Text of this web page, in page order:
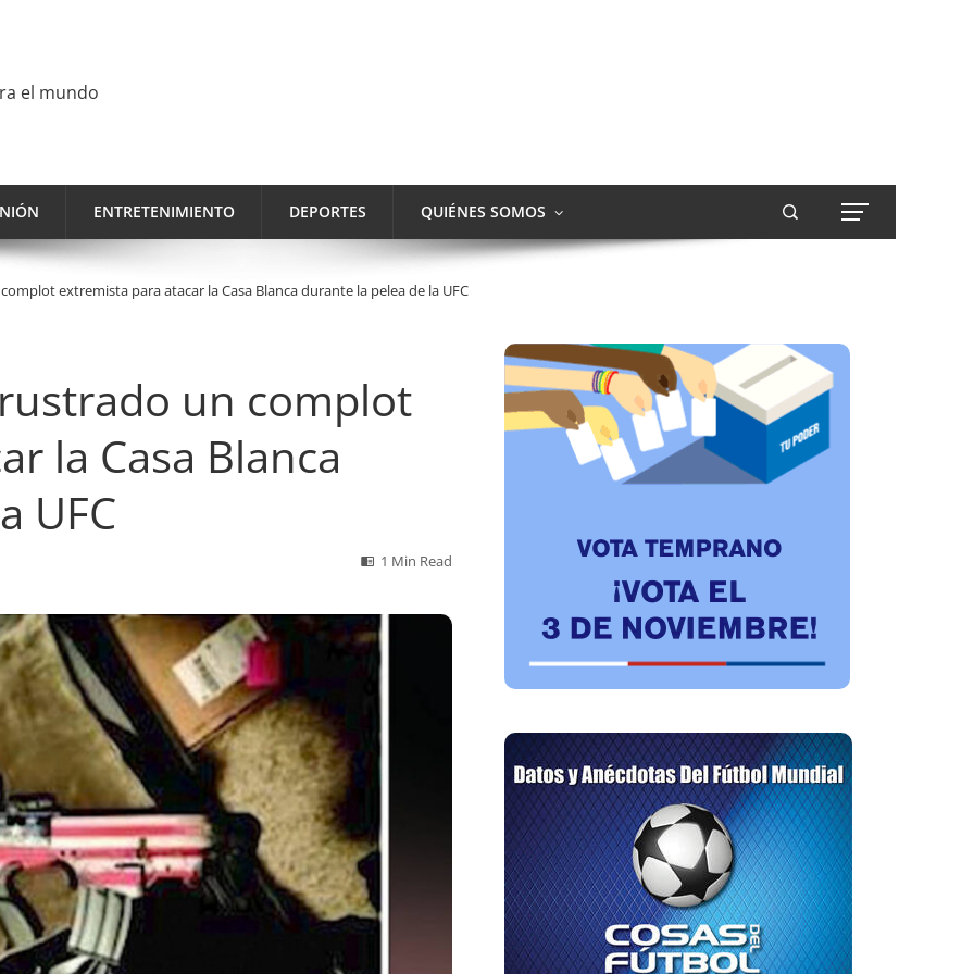
el mundo
ENTRETENIMIENTO DEPORTES QUIÉNES SOMOS
extremista para atacar la Casa Blanca durante la pelea de la UFC
un complot
la Casa Blanca
UFC
1 Min Read